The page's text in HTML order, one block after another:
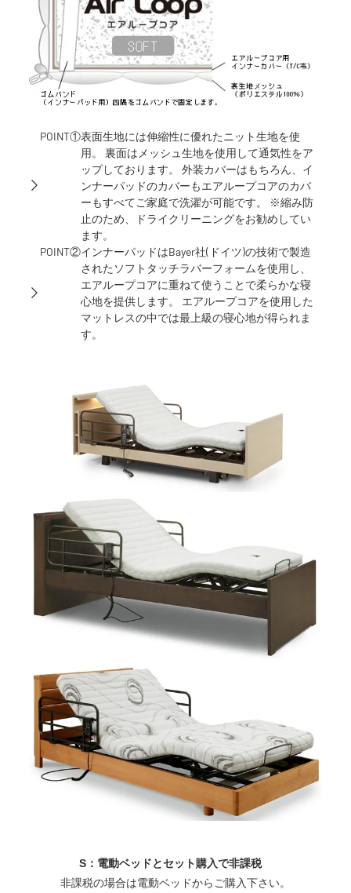
POINT①表面生地には伸縮性に優れたニット生地を使
用。 裏面はメッシュ生地を使用して通気性をア
ップしております。 外装カバーはもちろん、イ
ンナーパッドのカバーもエアループコアのカバ
ーもすべてご家庭で洗濯が可能です。 ※縮み防
止のため、ドライクリーニングをお勧めしてい
ます。
POINT②インナーパッドはBayer社(ドイツ)の技術で製造
されたソフトタッチラバーフォームを使用し、
エアループコアに重ねて使うことで柔らかな寝
心地を提供します。 エアループコアを使用した
マットレスの中では最上級の寝心地が得られま
す。
S：電動ベッドとセット購入で非課税
非課税の場合は電動ベッドからご購入下さい。